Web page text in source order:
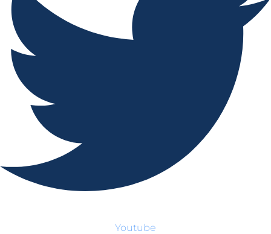
Youtube